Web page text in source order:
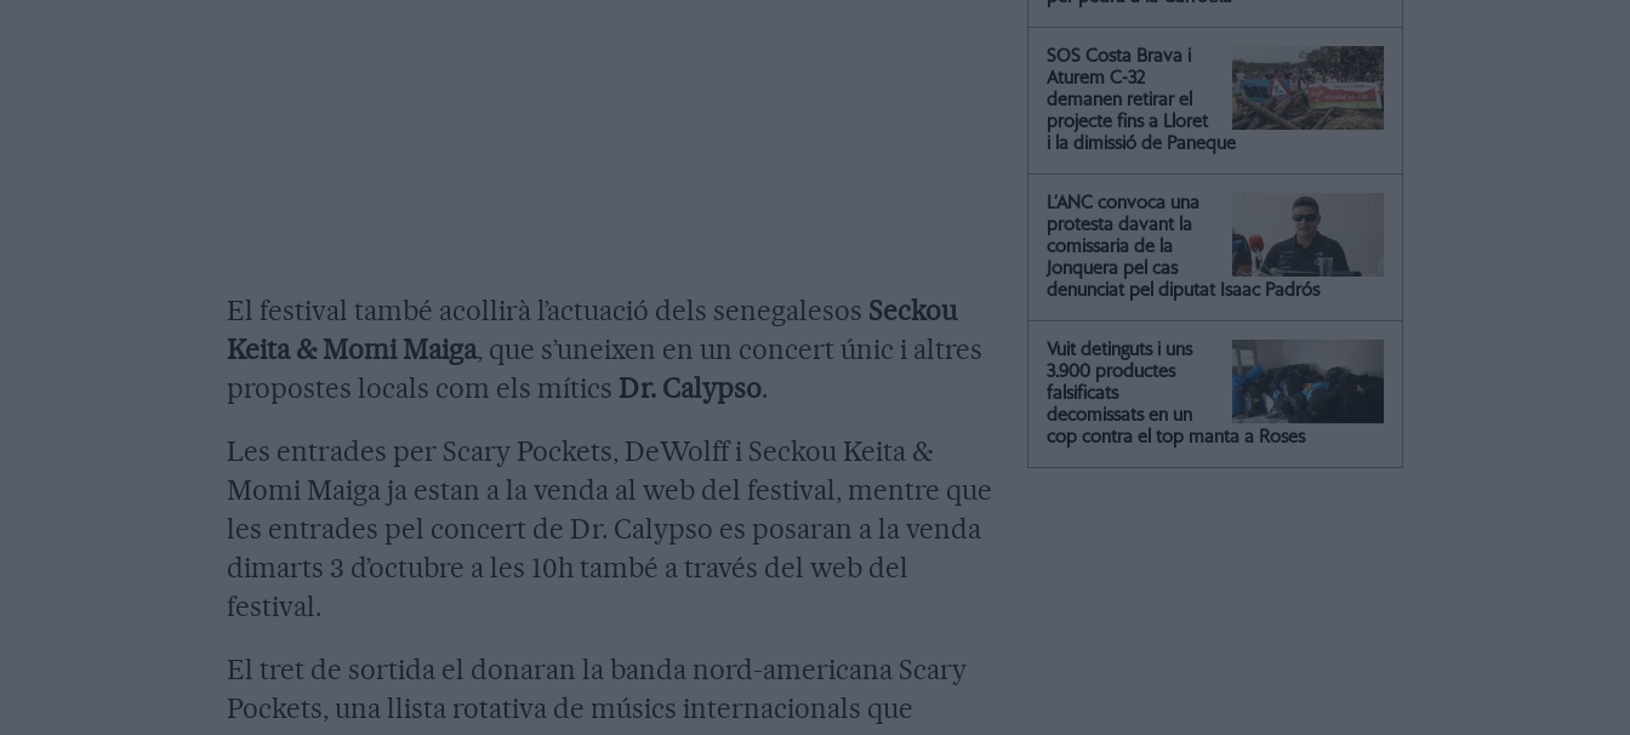
El festival també acollirà l’actuació dels senegalesos Seckou
Keita & Momi Maiga, que s’uneixen en un concert únic i altres
propostes locals com els mítics Dr. Calypso.
Les entrades per Scary Pockets, DeWolff i Seckou Keita &
Momi Maiga ja estan a la venda al web del festival, mentre que
les entrades pel concert de Dr. Calypso es posaran a la venda
dimarts 3 d’octubre a les 10h també a través del web del
festival.
El tret de sortida el donaran la banda nord-americana Scary
Pockets, una llista rotativa de músics internacionals que
SOS Costa Brava i
Aturem C-32
demanen retirar el
projecte fins a Lloret
i la dimissió de Paneque
L’ANC convoca una
protesta davant la
comissaria de la
Jonquera pel cas
denunciat pel diputat Isaac Padrós
Vuit detinguts i uns
3.900 productes
falsificats
decomissats en un
cop contra el top manta a Roses